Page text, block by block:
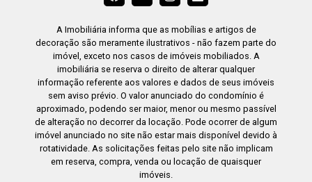
A Imobiliária informa que as mobílias e artigos de
decoração são meramente ilustrativos - não fazem parte do
imóvel, exceto nos casos de imóveis mobiliados. A
imobiliária se reserva o direito de alterar qualquer
informação referente aos valores e dados de seus imóveis
sem aviso prévio. O valor anunciado do condomínio é
aproximado, podendo ser maior, menor ou mesmo passível
de alteração no decorrer da locação. Pode ocorrer de algum
imóvel anunciado no site não estar mais disponível devido à
rotatividade. As solicitações feitas pelo site não implicam
em reserva, compra, venda ou locação de quaisquer
imóveis.